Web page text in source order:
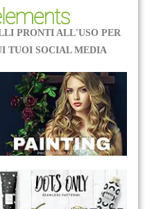
PRONTI ALL'USO PER
TUOI SOCIAL MEDIA